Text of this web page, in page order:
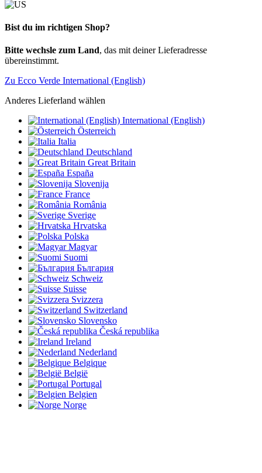
Bist du im richtigen Shop?
Bitte wechsle zum Land, das mit deiner Lieferadresse
übereinstimmt.
Zu Ecco Verde International (English)
Anderes Lieferland wählen
International (English)
Österreich
Italia
Deutschland
Great Britain
España
Slovenija
France
România
Sverige
Hrvatska
Polska
Magyar
Suomi
България
Schweiz
Suisse
Svizzera
Switzerland
Slovensko
Česká republika
Ireland
Nederland
Belgique
België
Portugal
Belgien
Norge